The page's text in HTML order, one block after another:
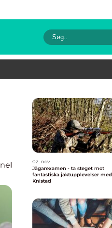
02. nov
Jägarexamen - ta steget mot
fantastiska jaktupplevelser med
Knistad